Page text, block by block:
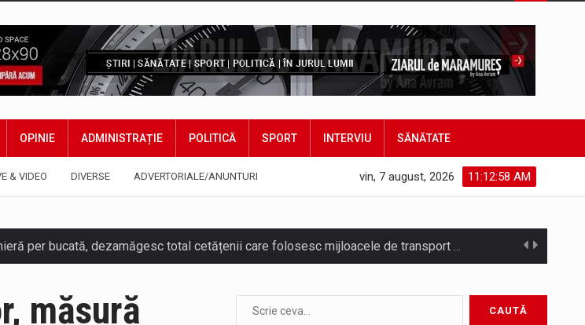
OPINIE ADMINISTRAȚIE POLITICĂ SPORT INTERVIU SĂNĂTATE
& VIDEO DIVERSE ADVERTORIALE/ANUNTURI 11:12:59 AM
vin, 7 august, 2026
de etnie romă pe raza municipiului. Orasul este la propriu impânzit de ei…
măsură